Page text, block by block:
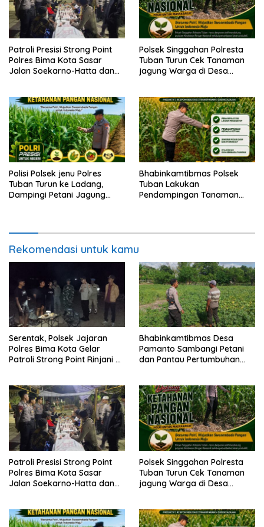
Patroli Presisi Strong Point
Polres Bima Kota Sasar
Jalan Soekarno-Hatta dan
Polsek Singgahan Polresta
Tuban Turun Cek Tanaman
jagung Warga di Desa
Polisi Polsek jenu Polres
Tuban Turun ke Ladang,
Dampingi Petani Jagung
Bhabinkamtibmas Polsek
Tuban Lakukan
Pendampingan Tanaman
Rekomendasi untuk kamu
Serentak, Polsek Jajaran
Polres Bima Kota Gelar
Patroli Strong Point Rinjani di
Bhabinkamtibmas Desa
Pamanto Sambangi Petani
dan Pantau Pertumbuhan
Patroli Presisi Strong Point
Polres Bima Kota Sasar
Jalan Soekarno-Hatta dan
Polsek Singgahan Polresta
Tuban Turun Cek Tanaman
jagung Warga di Desa